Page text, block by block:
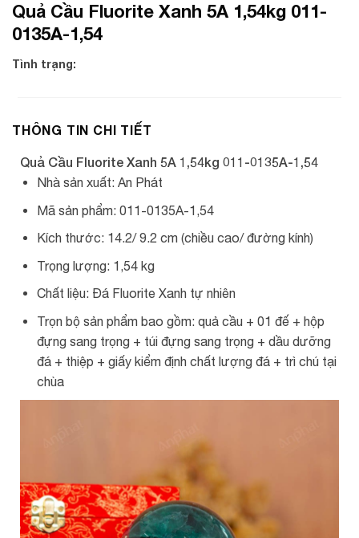
Quả Cầu Fluorite Xanh 5A 1,54kg 011-
0135A-1,54
Tình trạng:
THÔNG TIN CHI TIẾT
Quả Cầu Fluorite Xanh 5A 1,54kg 011-0135A-1,54
Nhà sản xuất: An Phát
Mã sản phẩm: 011-0135A-1,54
Kích thước: 14.2/ 9.2 cm (chiều cao/ đường kính)
Trọng lượng: 1,54 kg
Chất liệu: Đá Fluorite Xanh tự nhiên
Trọn bộ sản phẩm bao gồm: quả cầu + 01 đế + hộp
đựng sang trọng + túi đựng sang trọng + dầu dưỡng
đá + thiệp + giấy kiểm định chất lượng đá + trì chú tại
chùa